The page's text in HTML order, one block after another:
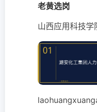
老黄选岗
山西应用科技学